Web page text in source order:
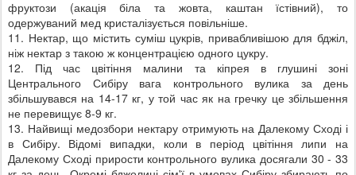
фруктози (акація біла та жовта, каштан їстівний), то
одержуваний мед кристалізується повільніше.
11. Нектар, що містить суміш цукрів, привабливішою для бджіл,
ніж нектар з такою ж концентрацією одного цукру.
12. Під час цвітіння малини та кіпрея в глушині зоні
Центрального Сибіру вага контрольного вулика за день
збільшувався на 14-17 кг, у той час як на гречку це збільшення
не перевищує 8-9 кг.
13. Найвищі медозбори нектару отримують на Далекому Сході і
в Сибіру. Відомі випадки, коли в період цвітіння липи на
Далекому Сході прирости контрольного вулика досягали 30 - 33